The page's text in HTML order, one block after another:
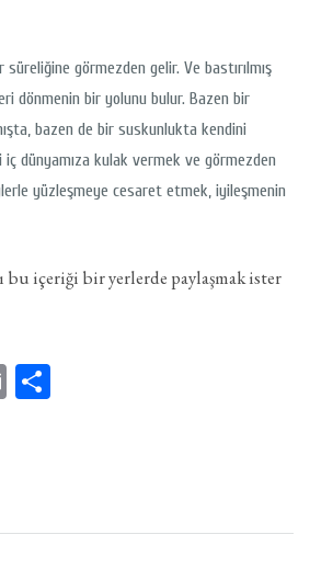
görmezden gelir. Ve bastırılmış
dönmenin bir yolunu bulur. Bazen bir
bazen de bir suskunlukta kendini
dünyamıza kulak vermek ve görmezden
yüzleşmeye cesaret etmek, iyileşmenin
bu içeriği bir yerlerde paylaşmak ister
Email